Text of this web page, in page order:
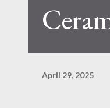
April 29, 2025